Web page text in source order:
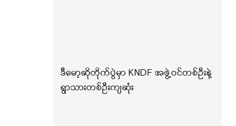
ဒီမော့ဆိုတိုက်ပွဲမှာ KNDF အဖွဲ့ဝင်တစ်ဦးနဲ့
ရွာသားတစ်ဦးကျဆုံး